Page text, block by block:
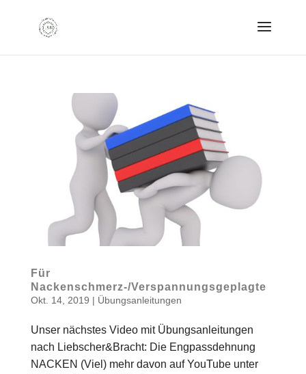
Für
Nackenschmerz-/Verspannungsgeplagte
Okt. 14, 2019 | Übungsanleitungen
Unser nächstes Video mit Übungsanleitungen
nach Liebscher&Bracht: Die Engpassdehnung
NACKEN (Viel) mehr davon auf YouTube unter